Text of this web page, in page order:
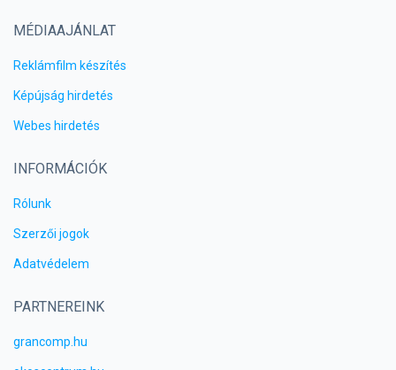
MÉDIAAJÁNLAT
Reklámfilm készítés
Képújság hirdetés
Webes hirdetés
INFORMÁCIÓK
Rólunk
Szerzői jogok
Adatvédelem
PARTNEREINK
grancomp.hu